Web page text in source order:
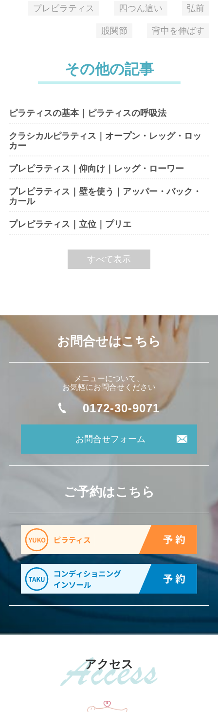
プレピラティス 四つん這い 弘前
股関節 背中を伸ばす
その他の記事
ピラティスの基本｜ピラティスの呼吸法
クラシカルピラティス｜オープン・レッグ・ロッ
カー
プレピラティス｜仰向け｜レッグ・ローワー
プレピラティス｜壁を使う｜アッパー・バック・
カール
プレピラティス｜立位｜プリエ
すべて表示
お問合せはこちら
メニューについて、
お気軽にお問合せください
0172-30-9071
お問合せフォーム
ご予約はこちら
アクセス